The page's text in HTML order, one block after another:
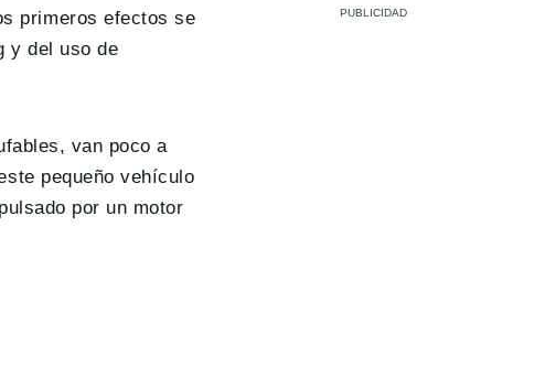
primeros efectos se
y del uso de
van poco a
pequeño vehículo
por un motor